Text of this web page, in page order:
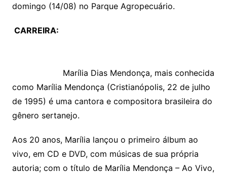
domingo (14/08) no Parque Agropecuário.
CARREIRA:
Marília Dias Mendonça, mais conhecida
como Marília Mendonça (Cristianópolis, 22 de julho
de 1995) é uma cantora e compositora brasileira do
gênero sertanejo.
Aos 20 anos, Marília lançou o primeiro álbum ao
vivo, em CD e DVD, com músicas de sua própria
autoria; com o título de Marília Mendonça – Ao Vivo,